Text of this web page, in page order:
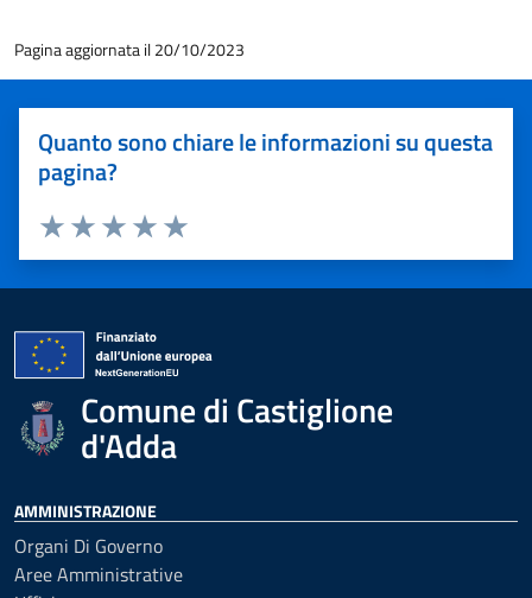
Pagina aggiornata il 20/10/2023
Quanto sono chiare le informazioni su questa
pagina?
Valuta 5 stelle su 5
Valuta 4 stelle su 5
Valuta 3 stelle su 5
Valuta 2 stelle su 5
Valuta 1 stelle su 5
Comune di Castiglione
d'Adda
AMMINISTRAZIONE
Organi Di Governo
Aree Amministrative